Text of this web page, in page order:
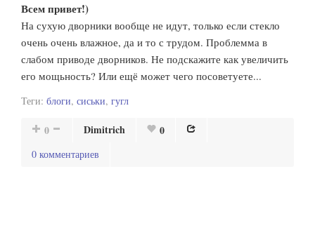
Всем привет!)
На сухую дворники вообще не идут, только если стекло
очень очень влажное, да и то с трудом. Проблемма в
слабом приводе дворников. Не подскажите как увеличить
его мощьность? Или ещё может чего посоветуете...
Теги: блоги, сиськи, гугл
0 Dimitrich 0
0 комментариев